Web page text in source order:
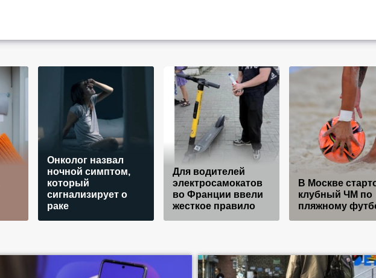
Онколог назвал
ночной симптом,
который
сигнализирует о
раке
Для водителей
электросамокатов
во Франции ввели
жесткое правило
В Москве
клубный ЧМ по
пляжному